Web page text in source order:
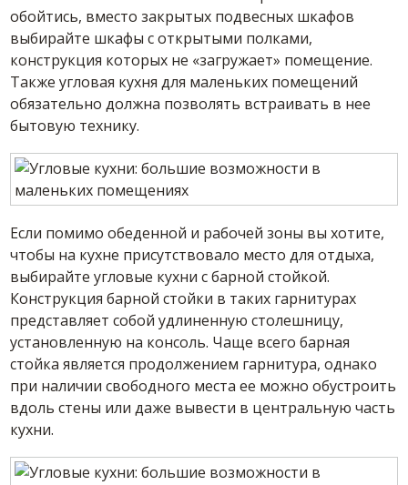
обойтись, вместо закрытых подвесных шкафов
выбирайте шкафы с открытыми полками,
конструкция которых не «загружает» помещение.
Также угловая кухня для маленьких помещений
обязательно должна позволять встраивать в нее
бытовую технику.
Если помимо обеденной и рабочей зоны вы хотите,
чтобы на кухне присутствовало место для отдыха,
выбирайте угловые кухни с барной стойкой.
Конструкция барной стойки в таких гарнитурах
представляет собой удлиненную столешницу,
установленную на консоль. Чаще всего барная
стойка является продолжением гарнитура, однако
при наличии свободного места ее можно обустроить
вдоль стены или даже вывести в центральную часть
кухни.